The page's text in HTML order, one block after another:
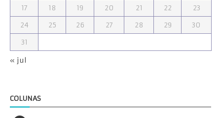
17
18 19 20 21 22
23
24
25 26 27 28 29
30
31
« jul
COLUNAS